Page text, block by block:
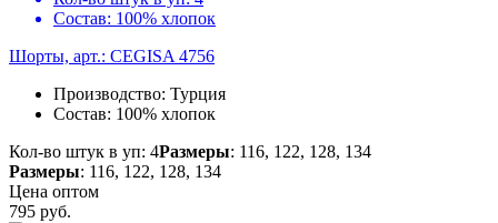
Состав: 100% хлопок
Шорты, арт.: CEGISA 4756
Производство: Турция
Состав: 100% хлопок
Кол-во штук в уп: 4Размеры: 116, 122, 128, 134
Размеры: 116, 122, 128, 134
Цена оптом
795 руб.